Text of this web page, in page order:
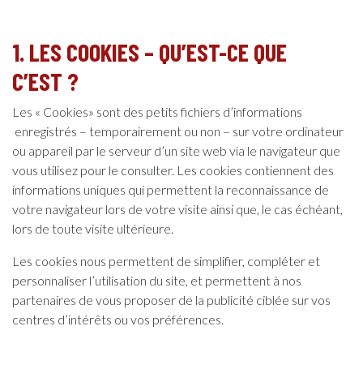
1. LES COOKIES – QU’EST-CE QUE
C’EST ?
Les « Cookies» sont des petits fichiers d’informations
enregistrés – temporairement ou non – sur votre ordinateur
ou appareil par le serveur d’un site web via le navigateur que
vous utilisez pour le consulter. Les cookies contiennent des
informations uniques qui permettent la reconnaissance de
votre navigateur lors de votre visite ainsi que, le cas échéant,
lors de toute visite ultérieure.
Les cookies nous permettent de simplifier, compléter et
personnaliser l’utilisation du site, et permettent à nos
partenaires de vous proposer de la publicité ciblée sur vos
centres d’intérêts ou vos préférences.